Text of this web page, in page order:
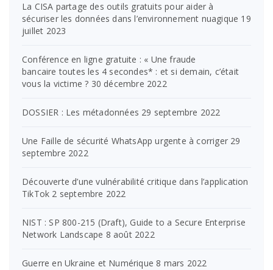
La CISA partage des outils gratuits pour aider à
sécuriser les données dans l’environnement nuagique 19
juillet 2023
Conférence en ligne gratuite : « Une fraude
bancaire toutes les 4 secondes* : et si demain, c’était
vous la victime ? 30 décembre 2022
DOSSIER : Les métadonnées 29 septembre 2022
Une Faille de sécurité WhatsApp urgente à corriger 29
septembre 2022
Découverte d’une vulnérabilité critique dans l’application
TikTok 2 septembre 2022
NIST : SP 800-215 (Draft), Guide to a Secure Enterprise
Network Landscape 8 août 2022
Guerre en Ukraine et Numérique 8 mars 2022